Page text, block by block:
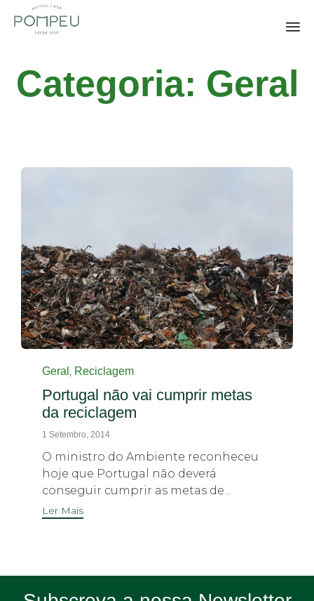
Categoria: Geral
Category
Geral Reciclagem
Portugal não vai cumprir metas
da reciclagem
1 Setembro, 2014
O ministro do Ambiente reconheceu
hoje que Portugal não deverá
conseguir cumprir as metas de...
Ler Mais